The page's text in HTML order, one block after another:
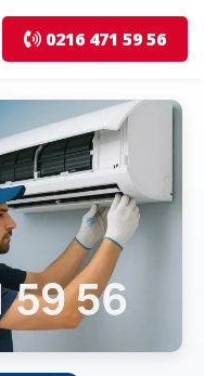
0216 471 59 56